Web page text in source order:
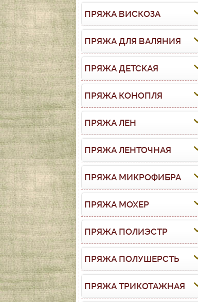
ПРЯЖА ВИСКОЗА
ПРЯЖА ДЛЯ ВАЛЯНИЯ
ПРЯЖА ДЕТСКАЯ
ПРЯЖА КОНОПЛЯ
ПРЯЖА ЛЕН
ПРЯЖА ЛЕНТОЧНАЯ
ПРЯЖА МИКРОФИБРА
ПРЯЖА МОХЕР
ПРЯЖА ПОЛИЭСТР
ПРЯЖА ПОЛУШЕРСТЬ
ПРЯЖА ТРИКОТАЖНАЯ